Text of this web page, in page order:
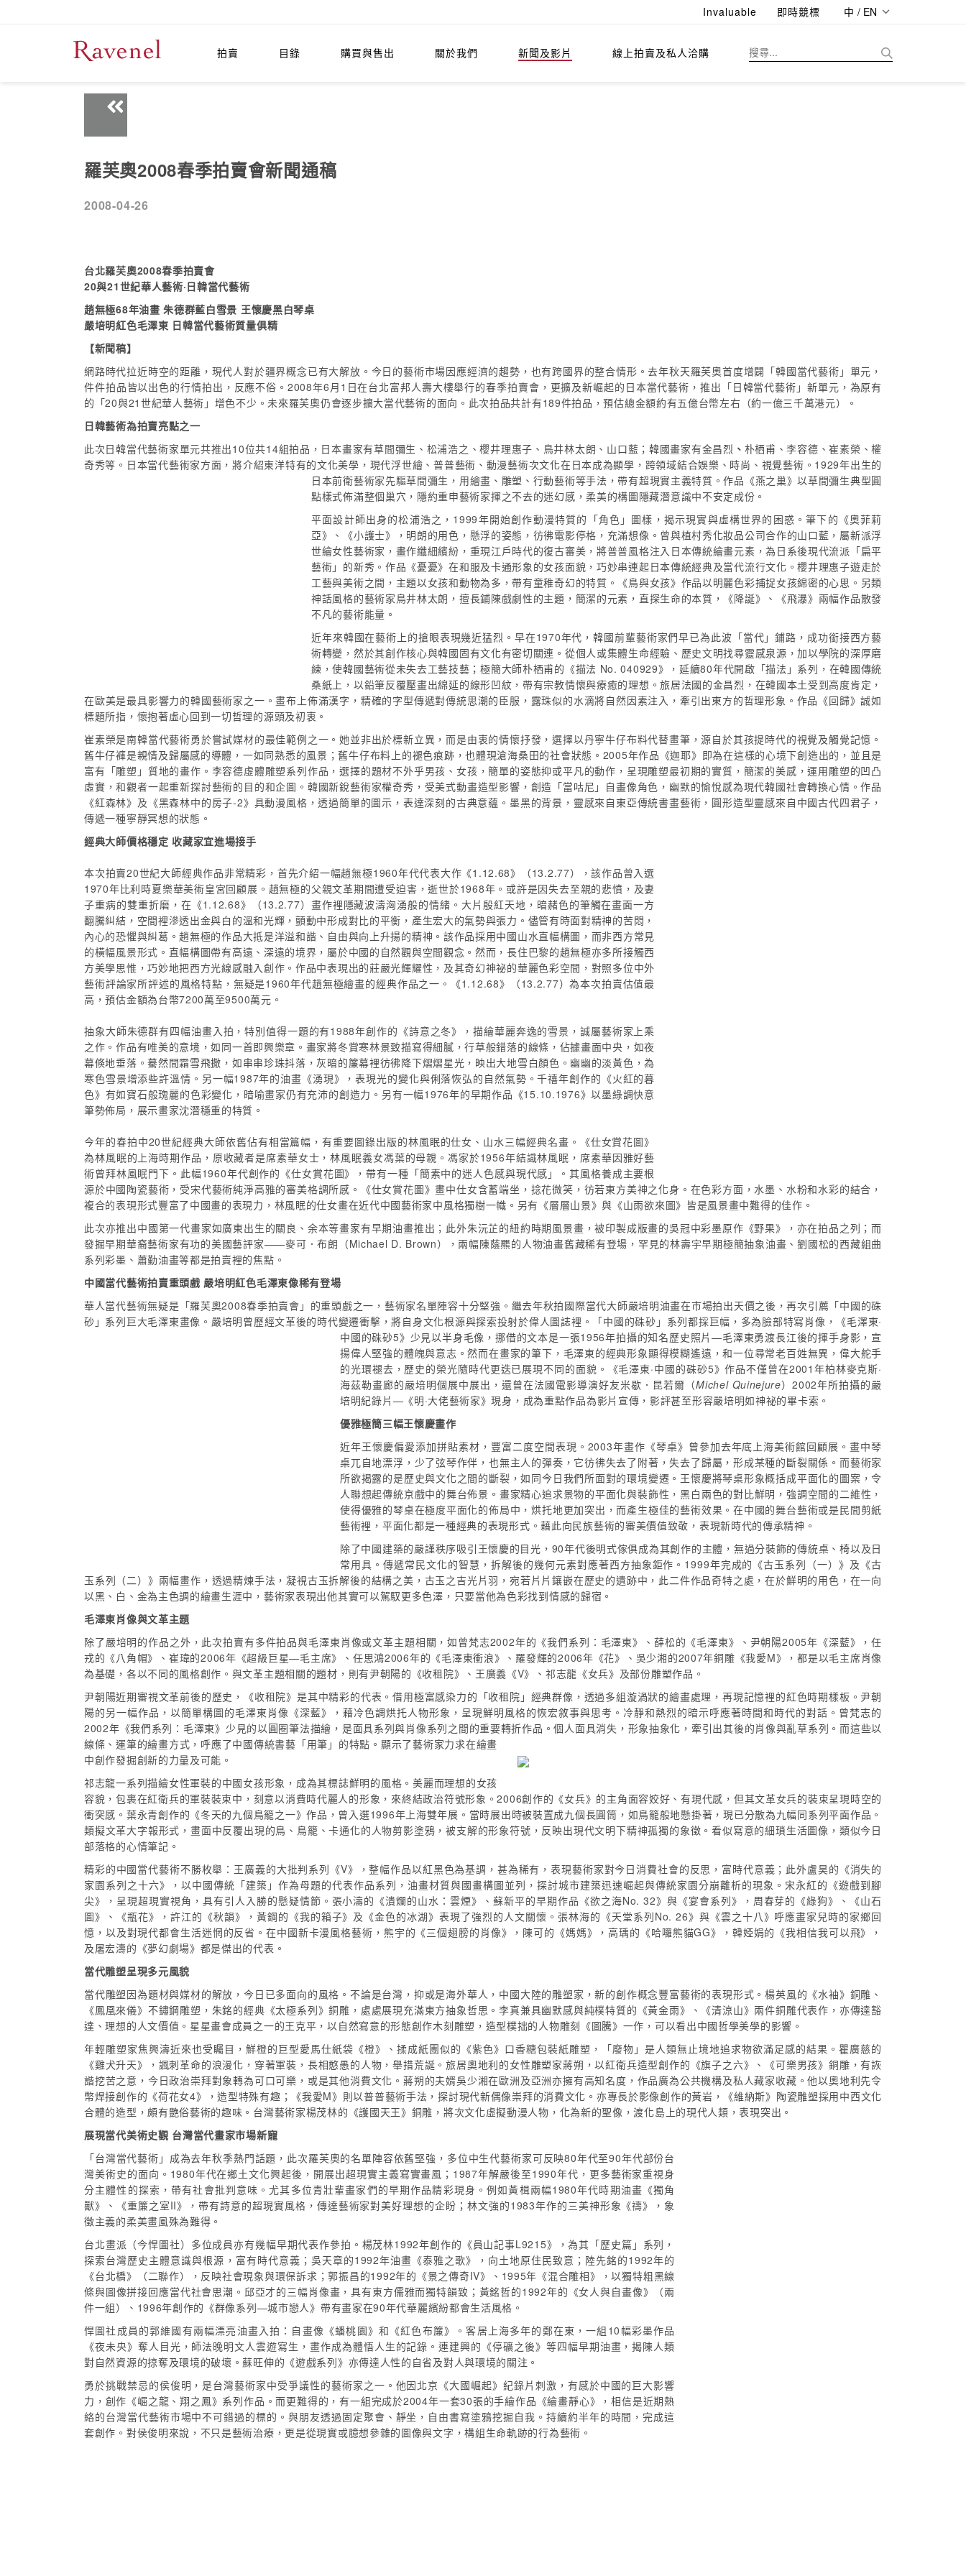
Invaluable 即時競標 中 / EN
拍賣 目錄 購買與售出 關於我們 新聞及影片 線上拍賣及私人洽購
羅芙奧2008春季拍賣會新聞通稿
2008-04-26
台北羅芙奧2008春季拍賣會
20與21世紀華人藝術·日韓當代藝術
趙無極68年油畫 朱德群藍白雪景 王懷慶黑白琴桌
嚴培明紅色毛澤東 日韓當代藝術質量俱精
【新聞稿】
網路時代拉近時空的距離，現代人對於疆界概念已有大解放。今日的藝術市場因應經濟的趨勢，也有跨國界的整合情形。去年秋天羅芙奧首度增闢「韓國當代藝術」單元，
件件拍品皆以出色的行情拍出，反應不俗。2008年6月1日在台北富邦人壽大樓舉行的春季拍賣會，更擴及新崛起的日本當代藝術，推出「日韓當代藝術」新單元，為原有
的「20與21世紀華人藝術」增色不少。未來羅芙奧仍會逐步擴大當代藝術的面向。此次拍品共計有189件拍品，預估總金額約有五億台幣左右（約一億三千萬港元）。
日韓藝術為拍賣亮點之一
此次日韓當代藝術家單元共推出10位共14組拍品，日本畫家有草間彌生、松浦浩之、櫻井理惠子、鳥井林太朗、山口藍；韓國畫家有金昌烈 、 朴栖甫、李容德、崔素榮、權
奇秀等。日本當代藝術家方面，將介紹東洋特有的文化美學，現代浮世繪、普普藝術、動漫藝術次文化在日本成為顯學，跨領域結合娛樂、時尚、視覺藝術。1929年出生的
日本前衛藝術家先驅草間彌生，用繪畫、雕塑、行動藝術等手法，帶有超現實主義特質。作品《燕之巢》以草間彌生典型圓
點樣式佈滿整個巢穴，隱約重申藝術家揮之不去的迷幻感，柔美的構圖隱藏潛意識中不安定成份。
平面設計師出身的松浦浩之，1999年開始創作動漫特質的「角色」圖樣，揭示現實與虛構世界的困惑。筆下的《奧菲莉
亞》、《小護士》，明朗的用色，懸浮的姿態，彷彿電影停格，充滿想像。曾與植村秀化妝品公司合作的山口藍，屬新派浮
世繪女性藝術家，畫作纖細繽紛，重現江戶時代的復古審美，將普普風格注入日本傳統繪畫元素，為日系後現代流派「扁平
藝術」的新秀。作品《憂憂》在和服及卡通形象的女孩面貌，巧妙串連起日本傳統經典及當代流行文化。櫻井理惠子遊走於
工藝與美術之間，主題以女孩和動物為多，帶有童稚奇幻的特質。《鳥與女孩》作品以明麗色彩捕捉女孩綿密的心思。另類
神話風格的藝術家鳥井林太朗，擅長鋪陳戲劇性的主題，簡潔的元素，直探生命的本質，《降誕》、《飛瀑》兩幅作品散發
不凡的藝術能量。
近年來韓國在藝術上的搶眼表現幾近猛烈。早在1970年代，韓國前輩藝術家們早已為此波「當代」鋪路，成功銜接西方藝
術轉變，然於其創作核心與韓國固有文化有密切關連。從個人或集體生命經驗、歷史文明找尋靈感泉源，加以學院的深厚磨
練，使韓國藝術從未失去工藝技藝；極簡大師朴栖甫的《描法 No. 040929》，延續80年代開啟「描法」系列，在韓國傳統
桑紙上，以鉛筆反覆壓畫出綿延的線形凹紋，帶有宗教情懷與療癒的理想。旅居法國的金昌烈，在韓國本土受到高度肯定，
在歐美是最具影響力的韓國藝術家之一。畫布上佈滿漢字，精確的字型傳遞對傳統思潮的臣服，露珠似的水滴將自然因素注入，牽引出東方的哲理形象。作品《回歸》誠如
標題所指，懷抱著虛心回到一切哲理的源頭及初衷。
崔素榮是南韓當代藝術勇於嘗試媒材的最佳範例之一。她並非出於標新立異，而是由衷的情懷抒發，選擇以丹寧牛仔布料代替畫筆，源自於其孩提時代的視覺及觸覺記憶。
舊牛仔褲是親情及歸屬感的導體，一如同熟悉的風景；舊牛仔布料上的褪色痕跡，也體現滄海桑田的社會狀態。2005年作品《迦耶》即為在這樣的心境下創造出的，並且是
富有「雕塑」質地的畫作。李容德虛體雕塑系列作品，選擇的題材不外乎男孩、女孩，簡單的姿態抑或平凡的動作，呈現雕塑最初期的實質，簡潔的美感，運用雕塑的凹凸
虛實，和觀者一起重新探討藝術的目的和企圖。韓國新銳藝術家權奇秀，受美式動畫造型影響，創造「當咕尼」自畫像角色，幽默的愉悅感為現代韓國社會轉換心情。作品
《紅森林》及《黑森林中的房子-2》具動漫風格，透過簡單的圖示，表達深刻的古典意蘊。墨黑的背景，靈感來自東亞傳統書畫藝術，圓形造型靈感來自中國古代四君子，
傳遞一種寧靜冥想的狀態。
經典大師價格穩定 收藏家宜進場接手
本次拍賣20世紀大師經典作品非常精彩，首先介紹一幅趙無極1960年代代表大作 《1.12.68》（13.2.77），該作品曾入選
1970年比利時夏樂華美術皇宮回顧展。趙無極的父親文革期間遭受迫害，逝世於1968年。或許是因失去至親的悲憤，及妻
子重病的雙重折磨，在《1.12.68》（13.2.77）畫作裡隱藏波濤洶湧般的情緒。大片殷紅天地，暗赭色的筆觸在畫面一方
翻騰糾結，空間裡滲透出金與白的溫和光輝，顫動中形成對比的平衡，產生宏大的氣勢與張力。儘管有時面對精神的苦悶，
內心的恐懼與糾葛。趙無極的作品大抵是洋溢和諧、自由與向上升揚的精神。該作品採用中國山水直幅構圖，而非西方常見
的橫幅風景形式。直幅構圖帶有高遠、深遠的境界，屬於中國的自然觀與空間觀念。然而，長住巴黎的趙無極亦多所接觸西
方美學思惟，巧妙地把西方光線感融入創作。作品中表現出的莊嚴光輝耀性，及其奇幻神祕的華麗色彩空間，對照多位中外
藝術評論家所評述的風格特點，無疑是1960年代趙無極繪畫的經典作品之一。《1.12.68》（13.2.77）為本次拍賣估值最
高，預估金額為台幣7200萬至9500萬元。
抽象大師朱德群有四幅油畫入拍，特別值得一題的有1988年創作的《詩意之冬》，描繪華麗奔逸的雪景，誠屬藝術家上乘
之作。作品有唯美的意境，如同一首即興樂章。畫家將冬賞寒林景致描寫得細膩，行草般錯落的線條，佔據畫面中央，如夜
幕倏地垂落。驀然間霜雪飛撒，如串串珍珠抖落，灰暗的簾幕裡彷彿降下熠熠星光，映出大地雪白顏色。幽幽的淡黃色，為
寒色雪景增添些許溫情。另一幅1987年的油畫《湧現》，表現光的變化與俐落恢弘的自然氣勢。千禧年創作的《火紅的暮
色》有如寶石般瑰麗的色彩變化，暗喻畫家仍有充沛的創造力。另有一幅1976年的早期作品《15.10.1976》以墨綠調快意
筆勢佈局，展示畫家沈潛穩重的特質。
今年的春拍中20世紀經典大師依舊佔有相當篇幅，有重要圖錄出版的林風眠的仕女、山水三幅經典名畫。《仕女賞花圖》
為林風眠的上海時期作品，原收藏者是席素華女士，林風眠義女馮葉的母親。馮家於1956年結識林風眠，席素華因雅好藝
術曾拜林風眠門下。此幅1960年代創作的《仕女賞花圖》，帶有一種「簡素中的迷人色感與現代感」。其風格養成主要根
源於中國陶瓷藝術，受宋代藝術純淨高雅的審美格調所感。《仕女賞花圖》畫中仕女含蓄端坐，捻花微笑，彷若東方美神之化身。在色彩方面，水墨、水粉和水彩的結合，
複合的表現形式豐富了中國畫的表現力，林風眠的仕女畫在近代中國藝術家中風格獨樹一幟。另有《層層山景》與《山雨欲來圖》皆是風景畫中難得的佳作。
此次亦推出中國第一代畫家如廣東出生的關良、余本等畫家有早期油畫推出；此外朱沅芷的紐約時期風景畫，被印製成版畫的吳冠中彩墨原作《野果》，亦在拍品之列；而
發掘早期華裔藝術家有功的美國藝評家——麥可．布朗（Michael D. Brown），兩幅陳蔭羆的人物油畫舊藏稀有登場，罕見的林壽宇早期極簡抽象油畫、劉國松的西藏組曲
系列彩墨、蕭勤油畫等都是拍賣裡的焦點。
中國當代藝術拍賣重頭戲 嚴培明紅色毛澤東像稀有登場
華人當代藝術無疑是「羅芙奧2008春季拍賣會」的重頭戲之一，藝術家名單陣容十分堅強。繼去年秋拍國際當代大師嚴培明油畫在市場拍出天價之後，再次引薦「中國的硃
砂」系列巨大毛澤東畫像。嚴培明曾歷經文革後的時代變遷衝擊，將自身文化根源與探索投射於偉人圖誌裡。「中國的硃砂」系列都採巨幅，多為臉部特寫肖像，《毛澤東·
中國的硃砂5》少見以半身毛像，挪借的文本是一張1956年拍攝的知名歷史照片—毛澤東勇渡長江後的揮手身影，宣
揚偉人堅強的體魄與意志。然而在畫家的筆下，毛澤東的經典形象顯得模糊遙遠，和一位尋常老百姓無異，偉大舵手
的光環褪去，歷史的榮光隨時代更迭已展現不同的面貌。《毛澤東·中國的硃砂5》作品不僅曾在2001年柏林麥克斯·
海茲勒畫廊的嚴培明個展中展出，還曾在法國電影導演好友米歇．昆若爾（Michel Quinejure）2002年所拍攝的嚴
培明紀錄片—《明·大佬藝術家》現身，成為重點作品為影片宣傳，影評甚至形容嚴培明如神祕的畢卡索。
優雅極簡三幅王懷慶畫作
近年王懷慶偏愛添加拼貼素材，豐富二度空間表現。2003年畫作《琴桌》曾參加去年底上海美術館回顧展。畫中琴
桌兀自地漂浮，少了弦琴作伴，也無主人的彈奏，它彷彿失去了附著，失去了歸屬，形成某種的斷裂關係。而藝術家
所欲揭露的是歷史與文化之間的斷裂，如同今日我們所面對的環境變遷。王懷慶將琴桌形象概括成平面化的圖案，令
人聯想起傳統京戲中的舞台佈景。畫家精心追求景物的平面化與裝飾性，黑白兩色的對比鮮明，強調空間的二維性，
使得優雅的琴桌在極度平面化的佈局中，烘托地更加突出，而產生極佳的藝術效果。在中國的舞台藝術或是民間剪紙
藝術裡，平面化都是一種經典的表現形式。藉此向民族藝術的審美價值致敬，表現新時代的傳承精神。
除了中國建築的嚴謹秩序吸引王懷慶的目光，90年代後明式傢俱成為其創作的主體，無過分裝飾的傳統桌、椅以及日
常用具。傳遞常民文化的智慧，拆解後的幾何元素對應著西方抽象鉅作。1999年完成的《古玉系列（一）》及《古
玉系列（二）》兩幅畫作，透過精煉手法，凝視古玉拆解後的結構之美，古玉之吉光片羽，宛若片片鑲嵌在歷史的遺跡中，此二件作品奇特之處，在於鮮明的用色，在一向
以黑、白、金為主色調的繪畫生涯中，藝術家表現出他其實可以駕馭更多色澤，只要當他為色彩找到情感的歸宿。
毛澤東肖像與文革主題
除了嚴培明的作品之外，此次拍賣有多件拍品與毛澤東肖像或文革主題相關，如曾梵志2002年的《我們系列：毛澤東》、薛松的《毛澤東》、尹朝陽2005年《深藍》，任
戎的《八角帽》、崔瑋的2006年《超級巨星—毛主席》、任思鴻2006年的《毛澤東衝浪》、羅發輝的2006年《花》、吳少湘的2007年銅雕《我愛M》，都是以毛主席肖像
為基礎，各以不同的風格創作。與文革主題相關的題材，則有尹朝陽的《收租院》、王廣義《V》、祁志龍《女兵》及部份雕塑作品。
尹朝陽近期審視文革前後的歷史，《收租院》是其中精彩的代表。借用極富感染力的「收租院」經典群像，透過多組漩渦狀的繪畫處理，再現記憶裡的紅色時期樣板。尹朝
陽的另一幅作品，以簡單構圖的毛澤東肖像《深藍》，藉冷色調烘托人物形象，呈現鮮明風格的恢宏敘事與思考。冷靜和熱烈的暗示呼應著時間和時代的對話。曾梵志的
2002年《我們系列：毛澤東》少見的以圓圈筆法描繪，是面具系列與肖像系列之間的重要轉折作品。個人面具消失，形象抽象化，牽引出其後的肖像與亂草系列。而這些以
線條、運筆的繪畫方式，呼應了中國傳統書藝「用筆」的特點。顯示了藝術家力求在繪畫
中創作發掘創新的力量及可能。
祁志龍一系列描繪女性軍裝的中國女孩形象，成為其標誌鮮明的風格。美麗而理想的女孩
容貌，包裹在紅衛兵的軍裝裝束中，刻意以消費時代麗人的形象，來終結政治符號形象。2006創作的《女兵》的主角面容姣好、有現代感，但其文革女兵的裝束呈現時空的
衝突感。葉永青創作的《冬天的九個鳥籠之一》作品，曾入選1996年上海雙年展。當時展出時被裝置成九個長圓筒，如鳥籠般地懸掛著，現已分散為九幅同系列平面作品。
類擬文革大字報形式，畫面中反覆出現的鳥、鳥籠、卡通化的人物剪影塗鴉，被支解的形象符號，反映出現代文明下精神孤獨的象徵。看似寫意的細瑣生活圖像，類似今日
部落格的心情筆記。
精彩的中國當代藝術不勝枚舉：王廣義的大批判系列《V》，整幅作品以紅黑色為基調，甚為稀有，表現藝術家對今日消費社會的反思，富時代意義；此外盧昊的《消失的
家園系列之十六》，以中國傳統「建築」作為母題的代表作品系列，油畫材質與國畫構圖並列，探討城市建築迅速崛起與傳統家園分崩離析的現象。宋永紅的《遊戲到腳
尖》，呈現超現實視角，具有引人入勝的懸疑情節。張小濤的《潰爛的山水：雲煙》、蘇新平的早期作品《欲之海No. 32》與《宴會系列》，周春芽的《綠狗》、《山石
圖》、《瓶花》，許江的《秋韻》，黃鋼的《我的箱子》及《金色的冰湖》表現了強烈的人文關懷。張林海的《天堂系列No. 26》與《雲之十八》呼應畫家兒時的家鄉回
憶，以及對現代都會生活迷惘的反省。在中國新卡漫風格藝術，熊宇的《三個翅膀的肖像》，陳可的《媽媽》，高瑀的《哈囉熊貓GG》，韓婭娟的《我相信我可以飛》，
及屠宏濤的《夢幻劇場》都是傑出的代表。
當代雕塑呈現多元風貌
當代雕塑因為題材與媒材的解放，今日已多面向的風格。不論是台灣，抑或是海外華人，中國大陸的雕塑家，新的創作概念豐富藝術的表現形式。楊英風的《水袖》銅雕、
《鳳凰來儀》不鏽鋼雕塑，朱銘的經典《太極系列》銅雕，處處展現充滿東方抽象哲思。李真兼具幽默感與純樸特質的《黃金雨》、《清涼山》兩件銅雕代表作，亦傳達豁
達、理想的人文價值。星星畫會成員之一的王克平，以自然寫意的形態創作木刻雕塑，造型樸拙的人物雕刻《圖騰》一作，可以看出中國哲學美學的影響。
年輕雕塑家焦興濤近來也受矚目，鮮橙的巨型愛馬仕紙袋《橙》、揉成紙團似的《紫色》口香糖包裝紙雕塑，「廢物」是人類無止境地追求物欲滿足感的結果。瞿廣慈的
《雞犬升天》，諷刺革命的浪漫化，穿著軍裝，長相憨愚的人物，舉措荒誕。旅居奧地利的女性雕塑家蔣朔，以紅衛兵造型創作的《旗子之六》、《可樂男孩》銅雕，有詼
諧挖苦之意，今日政治崇拜對象轉為可口可樂，或是其他消費文化。蔣朔的夫婿吳少湘在歐洲及亞洲亦擁有高知名度，作品廣為公共機構及私人藏家收藏。他以奧地利先令
幣焊接創作的《荷花女4》，造型特殊有趣；《我愛M》則以普普藝術手法，探討現代新偶像崇拜的消費文化。亦專長於影像創作的黃岩，《維納斯》陶瓷雕塑採用中西文化
合體的造型，頗有艷俗藝術的趣味。台灣藝術家楊茂林的《護國天王》銅雕，將次文化虛擬動漫人物，化為新的聖像，渡化島上的現代人類，表現突出。
展現當代美術史觀 台灣當代畫家市場新寵
「台灣當代藝術」成為去年秋季熱門話題，此次羅芙奧的名單陣容依舊堅強，多位中生代藝術家可反映80年代至90年代部份台
灣美術史的面向。1980年代在鄉土文化興起後，開展出超現實主義寫實畫風；1987年解嚴後至1990年代，更多藝術家重視身
分主體性的探索，帶有社會批判意味。尤其多位青壯輩畫家們的早期作品精彩現身。例如黃楫兩幅1980年代時期油畫《獨角
獸》、《重簾之室II》，帶有詩意的超現實風格，傳達藝術家對美好理想的企盼；林文強的1983年作的三美神形象《禱》，象
徵主義的柔美畫風殊為難得。
台北畫派（今悍圖社）多位成員亦有幾幅早期代表作參拍。楊茂林1992年創作的《員山記事L9215》，為其「歷史篇」系列，
探索台灣歷史主體意識與根源，富有時代意義；吳天章的1992年油畫《泰雅之歌》，向土地原住民致意；陸先銘的1992年的
《台北橋》（二聯作），反映社會現象與環保訴求；郭振昌的1992年的《景之傳奇IV》、1995年《混合雕相》，以獨特粗黑線
條與圖像拼接回應當代社會思潮。邱亞才的三幅肖像畫，具有東方儒雅而獨特韻致；黃銘哲的1992年的《女人與自畫像》（兩
件一組）、1996年創作的《群像系列—城市戀人》帶有畫家在90年代華麗繽紛都會生活風格。
悍圖社成員的郭維國有兩幅漂亮油畫入拍：自畫像《蟠桃園》和《紅色布簾》。客居上海多年的鄭在東，一組10幅彩墨作品
《夜未央》奪人目光，師法晚明文人雲遊寫生，畫作成為體悟人生的記錄。連建興的《停礦之後》等四幅早期油畫，揭陳人類
對自然資源的掠奪及環境的破壞。蘇旺伸的《遊戲系列》亦傳達人性的自省及對人與環境的關注。
勇於挑戰禁忌的侯俊明，是台灣藝術家中受爭議性的藝術家之一。他因北京《大國崛起》紀錄片刺激，有感於中國的巨大影響
力，創作《崛之龍、翔之鳳》系列作品。而更難得的，有一組完成於2004年一套30張的手繪作品《繪畫靜心》，相信是近期熱
絡的台灣當代藝術市場中不可錯過的標的。與朋友透過固定聚會、靜坐，自由書寫塗鴉挖掘自我。持續約半年的時間，完成這
套創作。對侯俊明來說，不只是藝術治療，更是從現實或臆想參雜的圖像與文字，構組生命軌跡的行為藝術。